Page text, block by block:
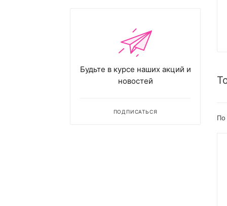
По
Будьте в курсе наших акций и
новостей
ПОДПИСАТЬСЯ